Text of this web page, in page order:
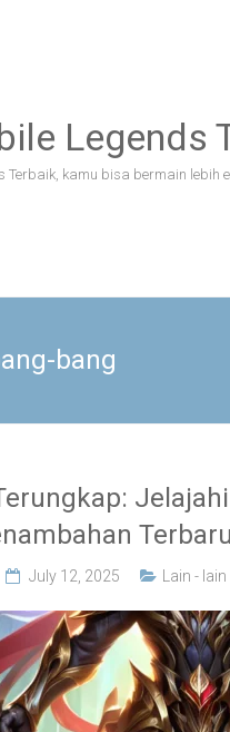
Legends
Terbaik, kamu bisa bermain
bang
July 12, 2025 Lain - lain